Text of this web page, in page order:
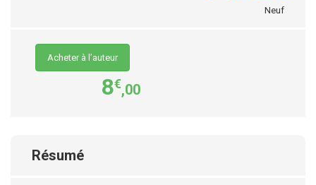
Neuf
Acheter à l’auteur
8€,00
Résumé